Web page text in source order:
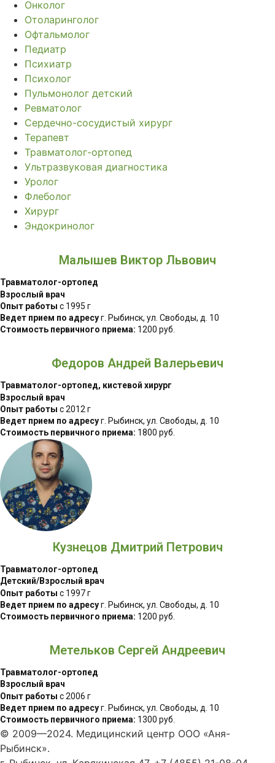
Онколог
Отоларинголог
Офтальмолог
Педиатр
Психиатр
Психолог
Пульмонолог детский
Ревматолог
Сердечно-сосудистый хирург
Терапевт
Травматолог-ортопед
Ультразвуковая диагностика
Уролог
Флеболог
Хирург
Эндокринолог
Малышев Виктор Львович
Травматолог-ортопед
Взрослый врач
Опыт работы с 1995 г
Ведет прием по адресуг. Рыбинск, ул. Свободы, д. 10
Стоимость первичного приема: 1200 руб.
Федоров Андрей Валерьевич
Травматолог-ортопед, кистевой хирург
Взрослый врач
Опыт работы с 2012 г
Ведет прием по адресуг. Рыбинск, ул. Свободы, д. 10
Стоимость первичного приема: 1800 руб.
Кузнецов Дмитрий Петрович
Травматолог-ортопед
Детский/Взрослый врач
Опыт работы с 1997 г
Ведет прием по адресуг. Рыбинск, ул. Свободы, д. 10
Стоимость первичного приема: 1200 руб.
Метельков Сергей Андреевич
Травматолог-ортопед
Взрослый врач
Опыт работы с 2006 г
Ведет прием по адресуг. Рыбинск, ул. Свободы, д. 10
Стоимость первичного приема: 1300 руб.
© 2009—2024. Медицинский центр ООО «Аня-
Рыбинск».